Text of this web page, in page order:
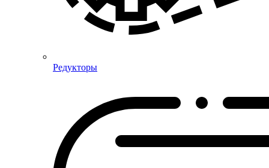
Редукторы